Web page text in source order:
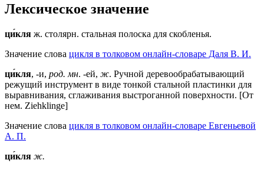
Лексическое значение
ци́кля ж. столярн. стальная полоска для скобленья.
Значение слова цикля в толковом онлайн-словаре Даля В. И.
ци́кля, -и, род. мн. -ей, ж. Ручной деревообрабатывающий
режущий инструмент в виде тонкой стальной пластинки для
выравнивания, сглаживания выстроганной поверхности. [От
нем. Ziehklinge]
Значение слова цикля в толковом онлайн-словаре Евгеньевой
А. П.
ци́кля ж.